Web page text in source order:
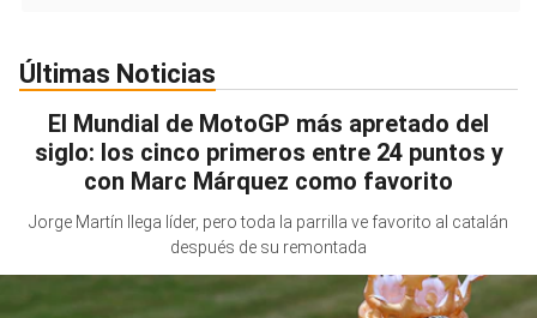
Últimas Noticias
El Mundial de MotoGP más apretado del
siglo: los cinco primeros entre 24 puntos y
con Marc Márquez como favorito
Jorge Martín llega líder, pero toda la parrilla ve favorito al catalán
después de su remontada